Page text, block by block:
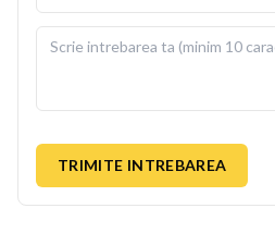
TRIMITE INTREBAREA